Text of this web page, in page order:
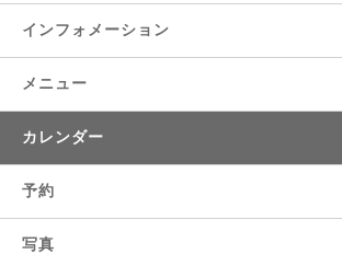
インフォメーション
メニュー
カレンダー
予約
写真